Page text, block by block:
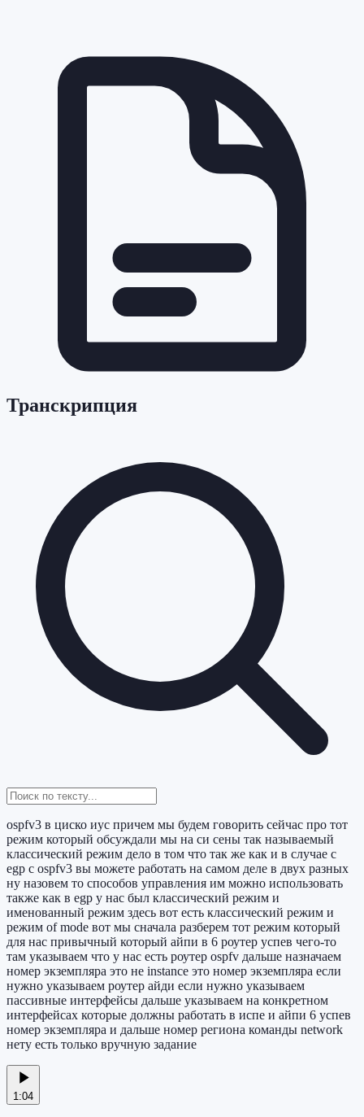
Транскрипция
ospfv3 в циско иус причем мы будем говорить сейчас про тот
режим который обсуждали мы на си сены так называемый
классический режим дело в том что так же как и в случае с
egp с ospfv3 вы можете работать на самом деле в двух разных
ну назовем то способов управления им можно использовать
также как в egp у нас был классический режим и
именованный режим здесь вот есть классический режим и
режим of mode вот мы сначала разберем тот режим который
для нас привычный который айпи в 6 роутер успев чего-то
там указываем что у нас есть роутер ospfv дальше назначаем
номер экземпляра это не instance это номер экземпляра если
нужно указываем роутер айди если нужно указываем
пассивные интерфейсы дальше указываем на конкретном
интерфейсах которые должны работать в испе и айпи 6 успев
номер экземпляра и дальше номер региона команды network
нету есть только вручную задание
1:04